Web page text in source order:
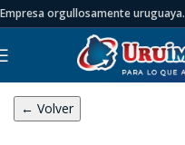
Empresa orgullosamente uruguaya.
← Volver